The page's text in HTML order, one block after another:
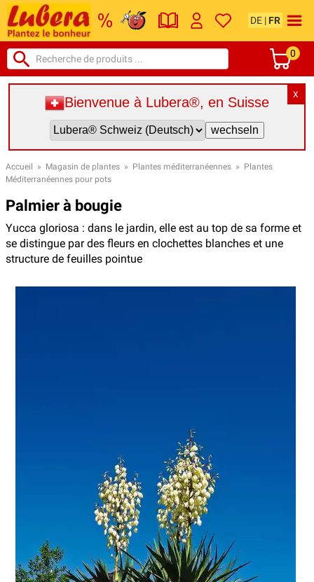
DE | FR
0
X
Bienvenue à Lubera®, en Suisse
Accueil » Magasin de plantes » Plantes méditerranéennes » Plantes
Méditerranéennes pour pots
Palmier à bougie
Yucca gloriosa : dans le jardin, elle est au top de sa forme et
se distingue par des fleurs en clochettes blanches et une
structure de feuilles pointue